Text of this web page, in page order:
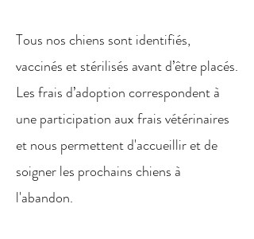
Tous nos chiens sont identifiés,
vaccinés et stérilisés avant d’être placés.
Les frais d’adoption correspondent à
une participation aux frais vétérinaires
et nous permettent d'accueillir et de
soigner les prochains chiens à
l'abandon.